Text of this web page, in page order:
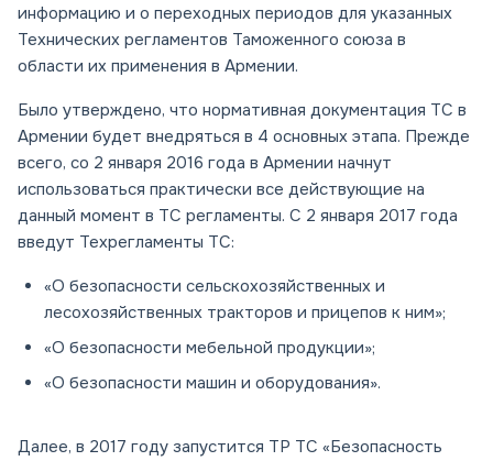
информацию и о переходных периодов для указанных
Технических регламентов Таможенного союза в
области их применения в Армении.
Было утверждено, что нормативная документация ТС в
Армении будет внедряться в 4 основных этапа. Прежде
всего, со 2 января 2016 года в Армении начнут
использоваться практически все действующие на
данный момент в ТС регламенты. С 2 января 2017 года
введут Техрегламенты ТС:
«О безопасности сельскохозяйственных и
лесохозяйственных тракторов и прицепов к ним»;
«О безопасности мебельной продукции»;
«О безопасности машин и оборудования».
Далее, в 2017 году запустится ТР ТС «Безопасность